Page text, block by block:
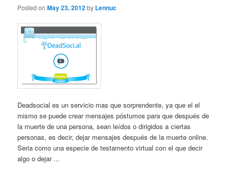
Posted onMay 23, 2012by Lennuc
Deadsocial es un servicio mas que sorprendente, ya que el el
mismo se puede crear mensajes póstumos para que después de
la muerte de una persona, sean leídos o dirigidos a ciertas
personas, es decir, dejar mensajes después de la muerte online.
Seria como una especie de testamento virtual con el que decir
algo o dejar ...